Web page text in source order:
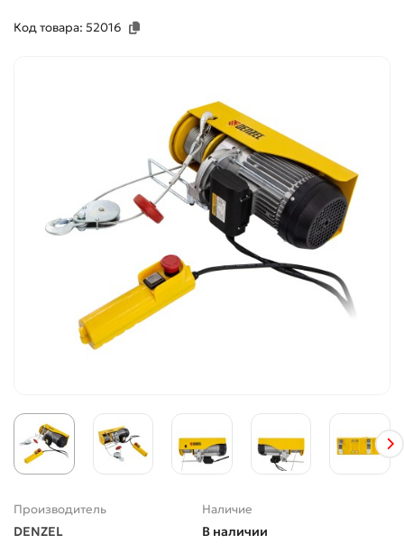
Код товара: 52016
Производитель
DENZEL
Наличие
В наличии